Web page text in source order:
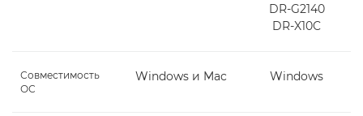
DR-G2140
DR-X10C
Совместимость
ОС
Windows и Mac Windows